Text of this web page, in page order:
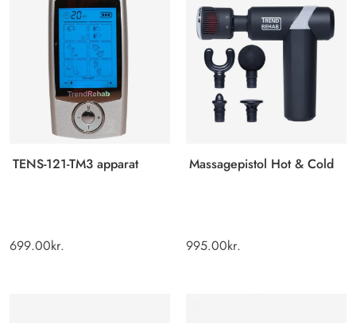
TENS-121-TM3 apparat
699.00kr.
Massagepistol Hot & Cold
995.00kr.